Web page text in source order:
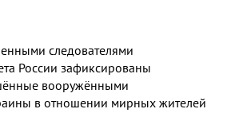
следователями
России зафиксированы
вооружёнными
в отношении мирных жителей